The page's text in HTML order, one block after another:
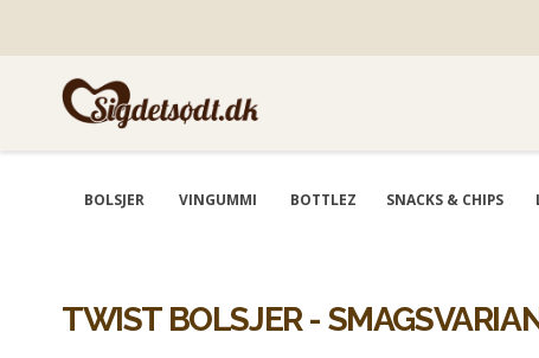
BOLSJER VINGUMMI BOTTLEZ SNACKS & CHIPS
TWIST BOLSJER -